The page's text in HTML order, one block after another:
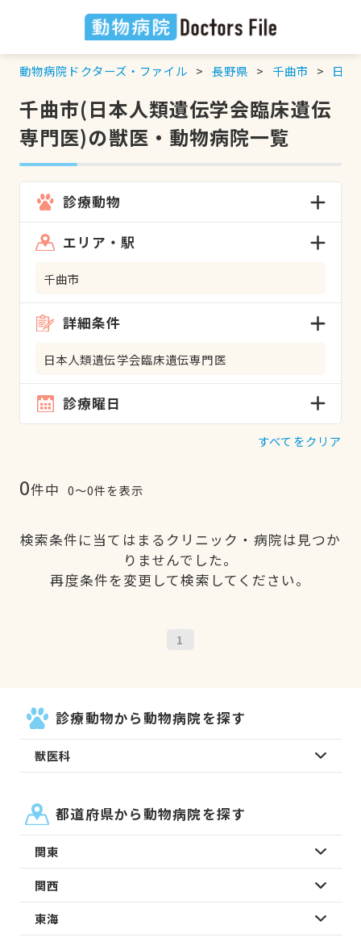
動物病院ドクターズ・ファイル 長野県 千曲市 日本
千曲市(日本人類遺伝学会臨床遺伝
専門医)の獣医・動物病院一覧
診療動物
エリア・駅
千曲市
詳細条件
日本人類遺伝学会臨床遺伝専門医
診療曜日
すべてをクリア
0件中 0〜0件を表示
検索条件に当てはまるクリニック・病院は見つか
りませんでした。
再度条件を変更して検索してください。
1
診療動物から動物病院を探す
獣医科
都道府県から動物病院を探す
関東
関西
東海